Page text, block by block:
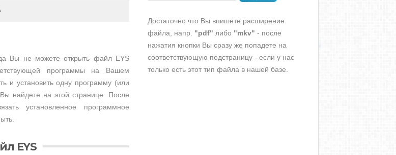
Вы не можете открыть файл EYS
программы на Вашем
и установить одну программу (или
найдете на этой странице. После
установленное программное
EYS
Достаточно что Вы впишете расширение
файла, напр. "pdf" либо "mkv" - после
нажатия кнопки Вы сразу же попадете на
соответствующую подстраницу - если у нас
только есть этот тип файла в нашей базе.